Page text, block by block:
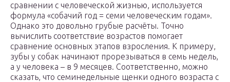
сравнении с человеческой жизнью, используется
формула «собачий год = семи человеческим годам».
Однако это довольно грубые расчёты. Точно
вычислить соответствие возрастов помогает
сравнение основных этапов взросления. К примеру,
зубы у собак начинают прорезываться в семь недель,
а у человека – в 9 месяцев. Соответственно, можно
сказать, что семинедельные щенки одного возраста с